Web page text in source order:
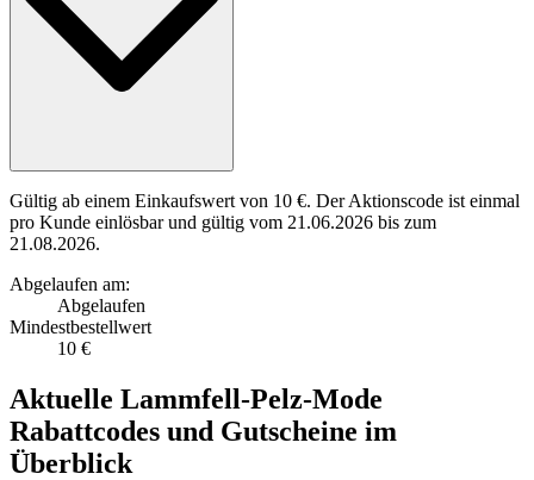
Gültig ab einem Einkaufswert von 10 €. Der Aktionscode ist einmal
pro Kunde einlösbar und gültig vom 21.06.2026 bis zum
21.08.2026.
Abgelaufen am:
Abgelaufen
Mindestbestellwert
10 €
Aktuelle Lammfell-Pelz-Mode
Rabattcodes und Gutscheine im
Überblick